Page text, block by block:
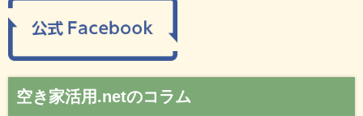
空き家活用.netのコラム